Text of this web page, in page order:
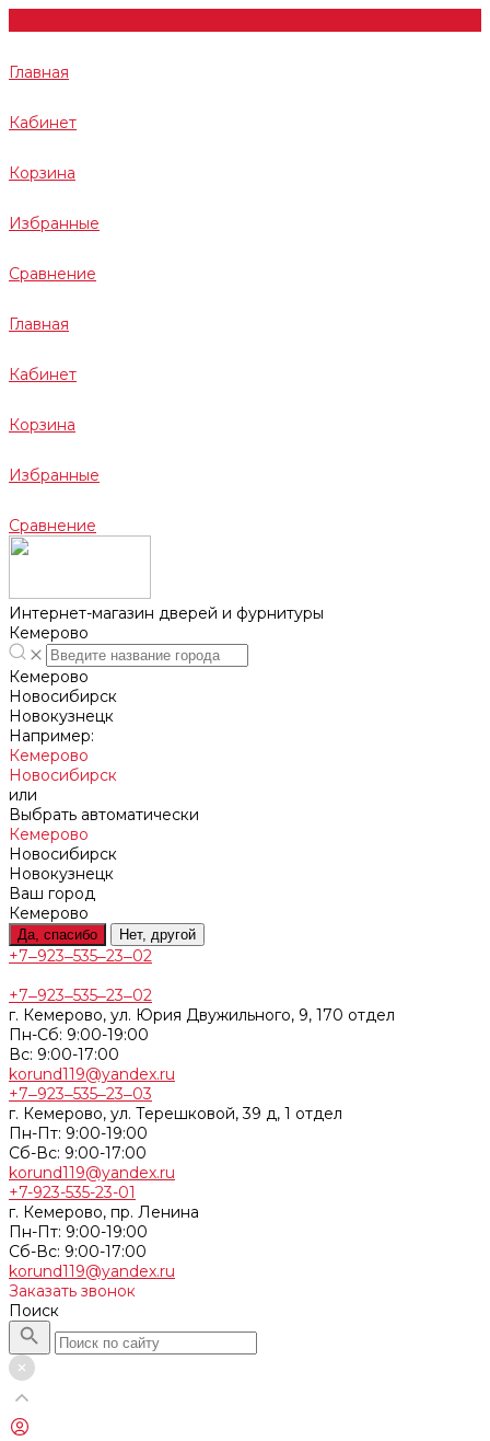
Главная
Кабинет
Корзина
Избранные
Сравнение
Главная
Кабинет
Корзина
Избранные
Сравнение
Интернет-магазин дверей и фурнитуры
Кемерово
Кемерово
Новосибирск
Новокузнецк
Например:
Кемерово
Новосибирск
или
Выбрать автоматически
Кемерово
Новосибирск
Новокузнецк
Ваш город
Кемерово
Да, спасибо Нет, другой
+7‒923‒535‒23‒02
+7‒923‒535‒23‒02
г. Кемерово, ул. Юрия Двужильного, 9, 170 отдел
Пн-Сб: 9:00-19:00
Вс: 9:00-17:00
korund119@yandex.ru
+7‒923‒535‒23‒03
г. Кемерово, ул. Терешковой, 39 д, 1 отдел
Пн-Пт: 9:00-19:00
Cб-Вс: 9:00-17:00
korund119@yandex.ru
+7-923-535-23-01
г. Кемерово, пр. Ленина
Пн-Пт: 9:00-19:00
Cб-Вс: 9:00-17:00
korund119@yandex.ru
Заказать звонок
Поиск